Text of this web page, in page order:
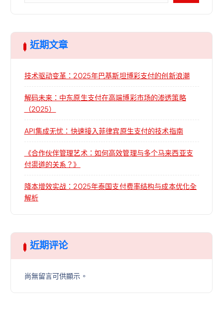
近期文章
技术驱动变革：2025年巴基斯坦博彩支付的创新浪潮
解码未来：中东原生支付在高端博彩市场的渗透策略
（2025）
API集成无忧：快速接入菲律宾原生支付的技术指南
《合作伙伴管理艺术：如何高效管理与多个马来西亚支
付渠道的关系？》
降本增效实战：2025年泰国支付费率结构与成本优化全
解析
近期评论
尚無留言可供顯示。